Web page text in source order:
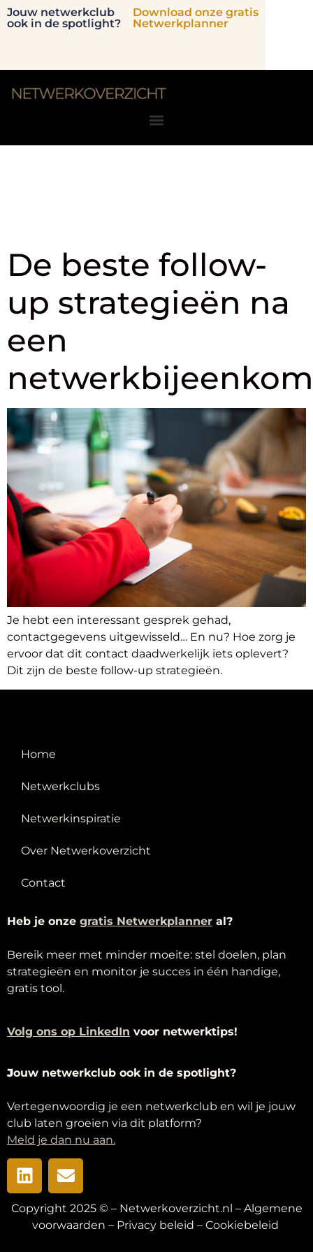
Jouw netwerkclub
ook in de spotlight?
Download onze gratis
Netwerkplanner
De beste follow-
up strategieën na
een
Je hebt een interessant gesprek gehad,
contactgegevens uitgewisseld… En nu? Hoe zorg je
ervoor dat dit contact daadwerkelijk iets oplevert?
Dit zijn de beste follow-up strategieën.
Home
Netwerkclubs
Netwerkinspiratie
Over Netwerkoverzicht
Contact
Heb je onze gratis Netwerkplanner al?
Bereik meer met minder moeite: stel doelen, plan
strategieën en monitor je succes in één handige,
gratis tool.
Volg ons op LinkedIn voor netwerktips!
Jouw netwerkclub ook in de spotlight?
Vertegenwoordig je een netwerkclub en wil je jouw
club laten groeien via dit platform?
Meld je dan nu aan.
Copyright 2025 © – Netwerkoverzicht.nl – Algemene
voorwaarden – Privacy beleid – Cookiebeleid